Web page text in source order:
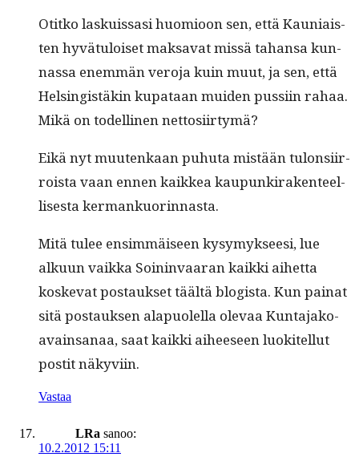
Otitko laskuis­sasi huomioon sen, että Kau­ni­ais­
ten hyvä­tu­loiset mak­sa­vat mis­sä tahansa kun­
nas­sa enem­män vero­ja kuin muut, ja sen, että
Helsingistäkin kupataan muiden pus­si­in rahaa.
Mikä on todel­li­nen nettosiirtymä?
Eikä nyt muutenkaan puhuta mis­tään tulon­si­ir­
roista vaan ennen kaikkea kaupunki­rak­en­teel­
lis­es­ta kermankuorinnasta.
Mitä tulee ensim­mäiseen kysymyk­seesi, lue
alku­un vaik­ka Soin­in­vaaran kaik­ki aihet­ta
koske­vat postauk­set täältä blo­gista. Kun painat
sitä postauk­sen ala­puolel­la ole­vaa Kun­ta­jako-
avain­sanaa, saat kaik­ki aiheeseen luokitel­lut
pos­tit näkyviin.
Vastaa
LRa sanoo:
10.2.2012 15:11